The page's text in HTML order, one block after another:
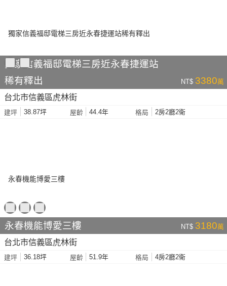
獨家信義福邸電梯三房近永春捷運站
稀有釋出
NT$ 3380萬
台北市信義區虎林街
建坪 38.87坪 屋齡 44.4年 格局 2房2廳2衛
永春機能博愛三樓 NT$ 3180萬
台北市信義區虎林街
建坪 36.18坪 屋齡 51.9年 格局 4房2廳2衛